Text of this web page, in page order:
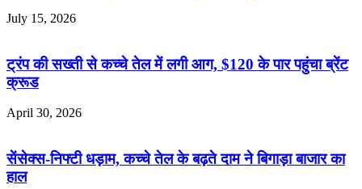
July 15, 2026
ट्रंप की सख्ती से कच्चे तेल में लगी आग, $120 के पार पहुंचा ब्रेंट
क्रूड
April 30, 2026
सेंसेक्स-निफ्टी धड़ाम, कच्चे तेल के बढ़ते दाम ने बिगाड़ा बाजार का
हाल